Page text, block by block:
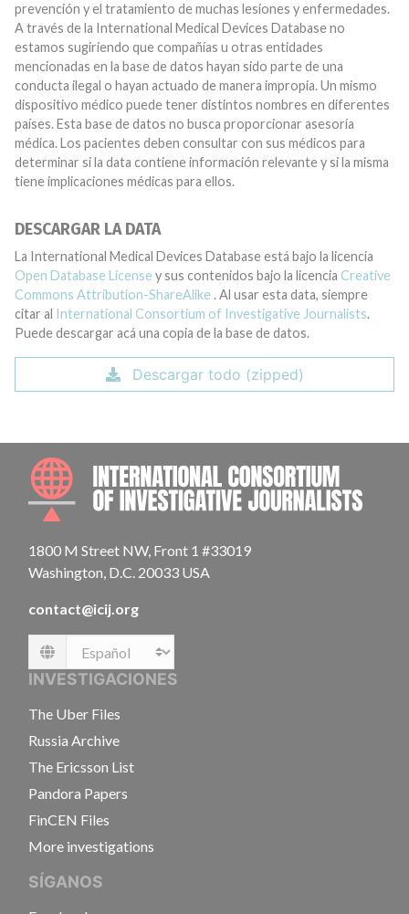
prevención y el tratamiento de muchas lesiones y enfermedades.
A través de la International Medical Devices Database no
estamos sugiriendo que compañías u otras entidades
mencionadas en la base de datos hayan sido parte de una
conducta ilegal o hayan actuado de manera impropia. Un mismo
dispositivo médico puede tener distintos nombres en diferentes
países. Esta base de datos no busca proporcionar asesoría
médica. Los pacientes deben consultar con sus médicos para
determinar si la data contiene información relevante y si la misma
tiene implicaciones médicas para ellos.
DESCARGAR LA DATA
La International Medical Devices Database está bajo la licencia
Open Database License y sus contenidos bajo la licencia Creative
Commons Attribution-ShareAlike . Al usar esta data, siempre
citar al International Consortium of Investigative Journalists.
Puede descargar acá una copia de la base de datos.
Descargar todo (zipped)
1800 M Street NW, Front 1 #33019
Washington, D.C. 20033 USA
contact@icij.org
Language
INVESTIGACIONES
The Uber Files
Russia Archive
The Ericsson List
Pandora Papers
FinCEN Files
More investigations
SÍGANOS